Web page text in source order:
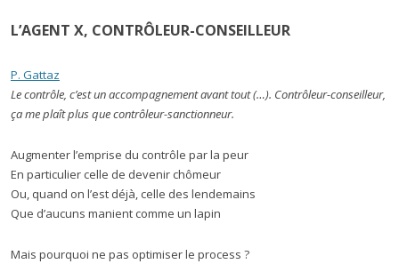
L’AGENT X, CONTRÔLEUR-CONSEILLEUR
P. Gattaz
Le contrôle, c’est un accompagnement avant tout (…). Contrôleur-conseilleur,
ça me plaît plus que contrôleur-sanctionneur.
Augmenter l’emprise du contrôle par la peur
En particulier celle de devenir chômeur
Ou, quand on l’est déjà, celle des lendemains
Que d’aucuns manient comme un lapin
Mais pourquoi ne pas optimiser le process ?